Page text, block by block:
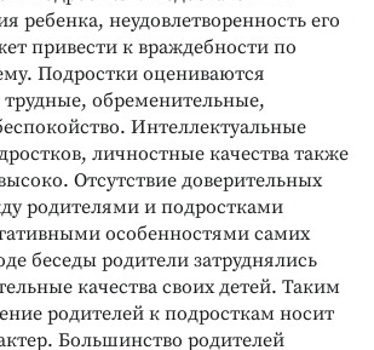
ребенка, неудовлетворенность его
привести к враждебности по
Подростки оцениваются
обременительные,
Интеллектуальные
личностные качества также
Отсутствие доверительных
родителями и подростками
особенностями самих
беседы родители затруднялись
качества своих детей. Таким
родителей к подросткам носит
Большинство родителей